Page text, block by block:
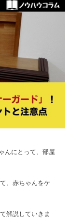
んにとって、部屋
、赤ちゃんをケ
解説していきま